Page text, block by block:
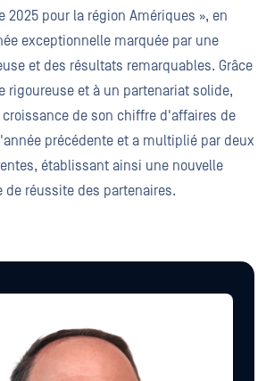
2025 pour la région Amériques », en
exceptionnelle marquée par une
et des résultats remarquables. Grâce
rigoureuse et à un partenariat solide,
croissance de son chiffre d'affaires de
précédente et a multiplié par deux
établissant ainsi une nouvelle
de réussite des partenaires.